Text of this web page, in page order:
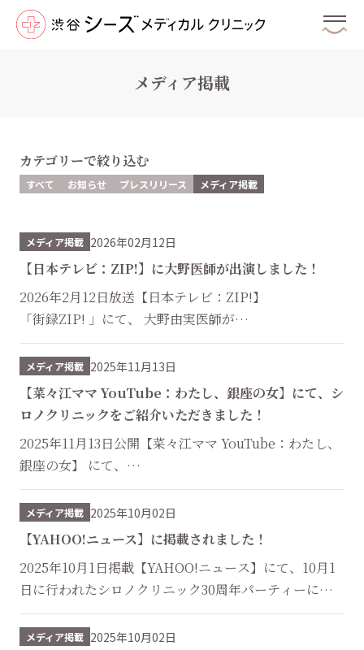
メディア掲載
カテゴリーで絞り込む
すべて お知らせ プレスリリース メディア掲載
メディア掲載 2026年02月12日
【日本テレビ：ZIP!】に大野医師が出演しました！
2026年2月12日放送【日本テレビ：ZIP!】
「街録ZIP! 」にて、 大野由実医師が
乾燥対策についてお答えしました。 ...
メディア掲載 2025年11月13日
【菜々江ママ YouTube：わたし、銀座の女】にて、シ
ロノクリニックをご紹介いただきました！
2025年11月13日公開【菜々江ママ YouTube：わたし、
銀座の女】 にて、
菜々江ママ限定のキャンペーンをご紹介いただきまし
た。 ...
メディア掲載 2025年10月02日
【YAHOO!ニュース】に掲載されました！
2025年10月1日掲載【YAHOO!ニュース】にて、10月1
日に行われたシロノクリニック30周年パーティーにつ
いてご掲載いただきました！ ...
メディア掲載 2025年10月02日